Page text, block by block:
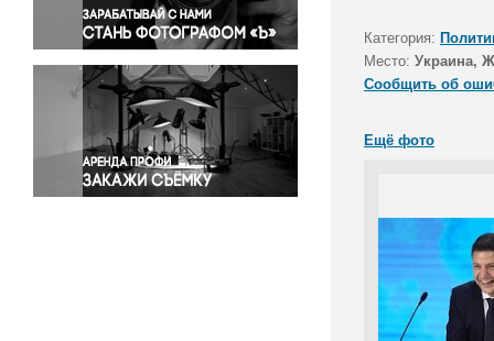
Происшествия и конфликты
Религия
Светская жизнь
Спорт
Экология
Экономика и бизнес
Категория:
Место: Украина,
Сообщить об
Ещё фото